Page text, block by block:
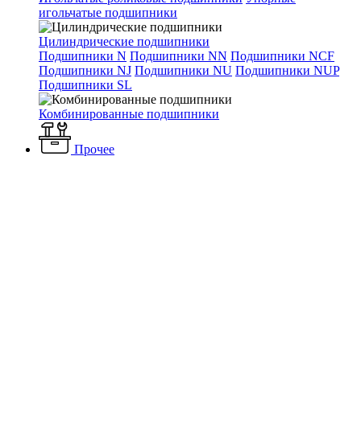
игольчатые подшипники
Цилиндрические подшипники
Подшипники N Подшипники NN Подшипники NCF
Подшипники NJ Подшипники NU Подшипники NUP
Подшипники SL
Комбинированные подшипники
Прочее